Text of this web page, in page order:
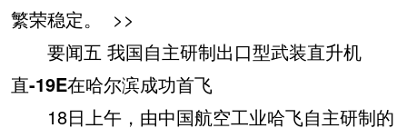
繁荣稳定。 >>
要闻五 我国自主研制出口型武装直升机
直-19E在哈尔滨成功首飞
18日上午，由中国航空工业哈飞自主研制的